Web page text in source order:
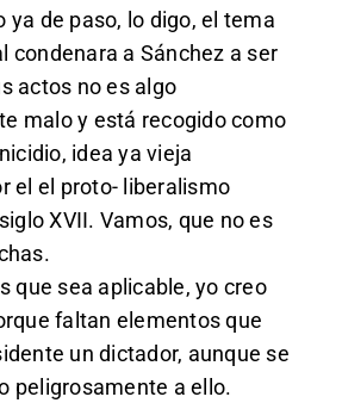
ya de paso, lo digo, el tema
condenara a Sánchez a ser
actos no es algo
malo y está recogido como
idea ya vieja
el el proto- liberalismo
XVII. Vamos, que no es
que sea aplicable, yo creo
faltan elementos que
un dictador, aunque se
peligrosamente a ello.